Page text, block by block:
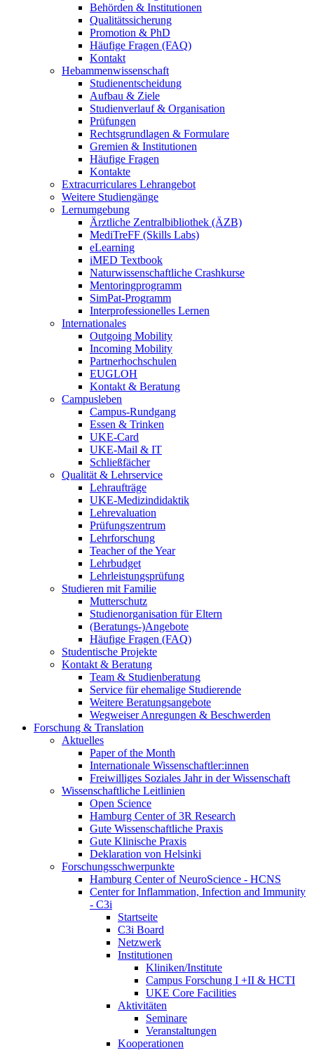
Behörden & Institutionen
Qualitätssicherung
Promotion & PhD
Häufige Fragen (FAQ)
Kontakt
Hebammenwissenschaft
Studienentscheidung
Aufbau & Ziele
Studienverlauf & Organisation
Prüfungen
Rechtsgrundlagen & Formulare
Gremien & Institutionen
Häufige Fragen
Kontakte
Extracurriculares Lehrangebot
Weitere Studiengänge
Lernumgebung
Ärztliche Zentralbibliothek (ÄZB)
MediTreFF (Skills Labs)
eLearning
iMED Textbook
Naturwissenschaftliche Crashkurse
Mentoringprogramm
SimPat-Programm
Interprofessionelles Lernen
Internationales
Outgoing Mobility
Incoming Mobility
Partnerhochschulen
EUGLOH
Kontakt & Beratung
Campusleben
Campus-Rundgang
Essen & Trinken
UKE-Card
UKE-Mail & IT
Schließfächer
Qualität & Lehrservice
Lehraufträge
UKE-Medizindidaktik
Lehrevaluation
Prüfungszentrum
Lehrforschung
Teacher of the Year
Lehrbudget
Lehrleistungsprüfung
Studieren mit Familie
Mutterschutz
Studienorganisation für Eltern
(Beratungs-)Angebote
Häufige Fragen (FAQ)
Studentische Projekte
Kontakt & Beratung
Team & Studienberatung
Service für ehemalige Studierende
Weitere Beratungsangebote
Wegweiser Anregungen & Beschwerden
Forschung & Translation
Aktuelles
Paper of the Month
Internationale Wissenschaftler:innen
Freiwilliges Soziales Jahr in der Wissenschaft
Wissenschaftliche Leitlinien
Open Science
Hamburg Center of 3R Research
Gute Wissenschaftliche Praxis
Gute Klinische Praxis
Deklaration von Helsinki
Forschungsschwerpunkte
Hamburg Center of NeuroScience - HCNS
Center for Inflammation, Infection and Immunity
- C3i
Startseite
C3i Board
Netzwerk
Institutionen
Kliniken/Institute
Campus Forschung I +II & HCTI
UKE Core Facilities
Aktivitäten
Seminare
Veranstaltungen
Kooperationen